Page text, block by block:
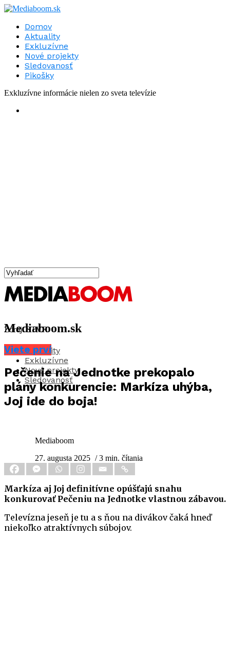
Domov
Aktuality
Exkluzívne
Nové projekty
Sledovanosť
Pikošky
Exkluzívne informácie nielen zo sveta televízie
Mediaboom.sk
Aktuality
Exkluzívne
Nové projekty
Sledovanosť
Zdroj: STVR
Viete prví
Pečenie na Jednotke prekopalo
plány konkurencie: Markíza uhýba,
Joj ide do boja!
Mediaboom
27. augusta 2025 / 3 min. čítania
Markíza aj Joj definitívne opúšťajú snahu
konkurovať Pečeniu na Jednotke vlastnou zábavou.
Televízna jeseň je tu a s ňou na divákov čaká hneď
niekoľko atraktívnych súbojov.